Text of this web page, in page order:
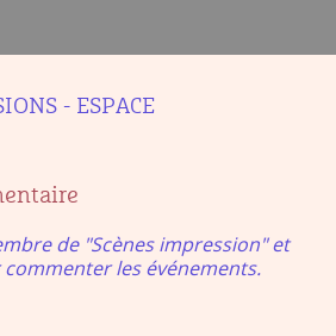
- ESPACE
de "Scènes impression" et
les événements.